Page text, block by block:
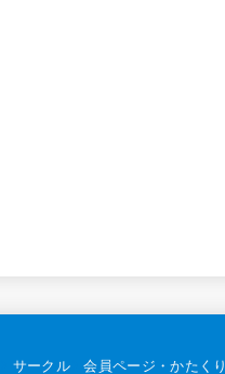
サークル 会員ページ・かたくり